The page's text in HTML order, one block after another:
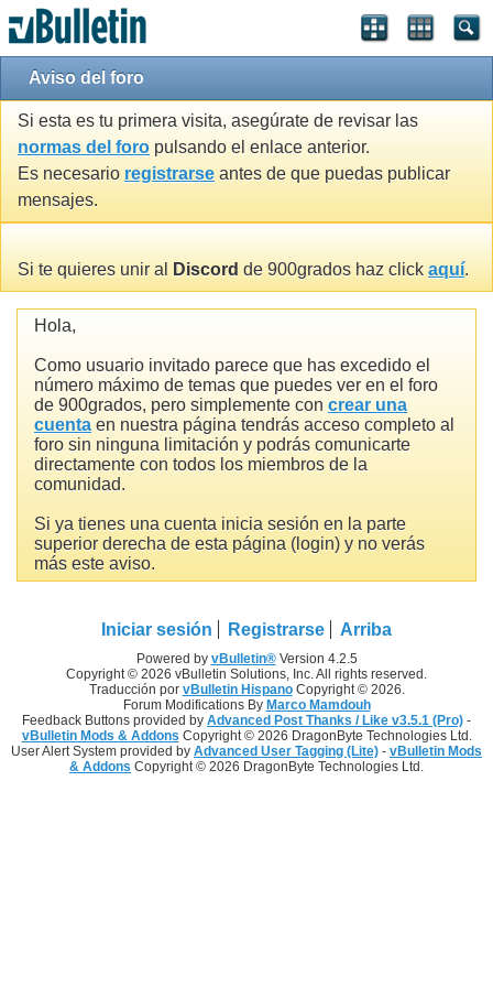
Aviso del foro
Si esta es tu primera visita, asegúrate de revisar las
normas del foro pulsando el enlace anterior.
Es necesario registrarse antes de que puedas publicar
mensajes.
Si te quieres unir al Discord de 900grados haz click aquí.
Hola,
Como usuario invitado parece que has excedido el
número máximo de temas que puedes ver en el foro
de 900grados, pero simplemente con crear una
cuenta en nuestra página tendrás acceso completo al
foro sin ninguna limitación y podrás comunicarte
directamente con todos los miembros de la
comunidad.
Si ya tienes una cuenta inicia sesión en la parte
superior derecha de esta página (login) y no verás
más este aviso.
Iniciar sesión Registrarse Arriba
Powered by vBulletin®Version 4.2.5
Copyright © 2026 vBulletin Solutions, Inc. All rights reserved.
Traducción por vBulletin HispanoCopyright © 2026.
Forum Modifications By Marco Mamdouh
Feedback Buttons provided by Advanced Post Thanks / Like v3.5.1 (Pro) -
vBulletin Mods & Addons Copyright © 2026 DragonByte Technologies Ltd.
User Alert System provided by Advanced User Tagging (Lite) - vBulletin Mods
& Addons Copyright © 2026 DragonByte Technologies Ltd.